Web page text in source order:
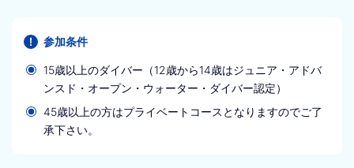
参加条件
15歳以上のダイバー（12歳から14歳はジュニア・アドバ
ンスド・オープン・ウォーター・ダイバー認定）
45歳以上の方はプライベートコースとなりますのでご了
承下さい。